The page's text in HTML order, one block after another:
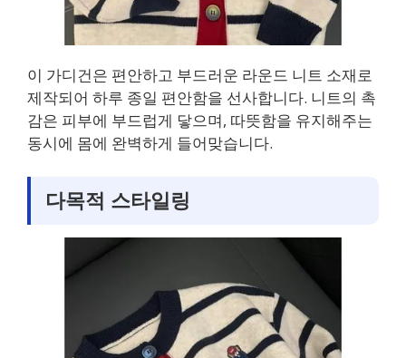
이 가디건은 편안하고 부드러운 라운드 니트 소재로
제작되어 하루 종일 편안함을 선사합니다. 니트의 촉
감은 피부에 부드럽게 닿으며, 따뜻함을 유지해주는
동시에 몸에 완벽하게 들어맞습니다.
다목적 스타일링